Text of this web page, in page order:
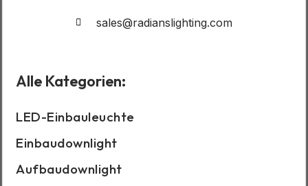
sales@radianslighting.com
Alle Kategorien:
LED-Einbauleuchte
Einbaudownlight
Aufbaudownlight